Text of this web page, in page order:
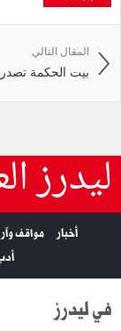
المقال التالي
بيت الحكمة
ليدرز
أخبار مواقف
في ليدرز